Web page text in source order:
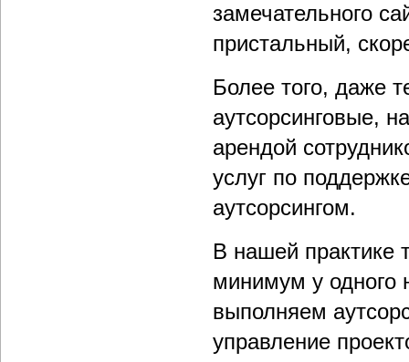
замечательного
пристальный,
Более того, даже
аутсорсинговые,
арендой
услуг по
аутсорсингом.
В нашей практике
минимум у одного
выполняем
управление